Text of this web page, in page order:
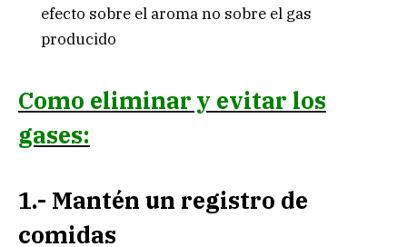
efecto sobre el aroma no sobre el gas
producido
Como eliminar y evitar los
gases:
1.- Mantén un registro de
comidas